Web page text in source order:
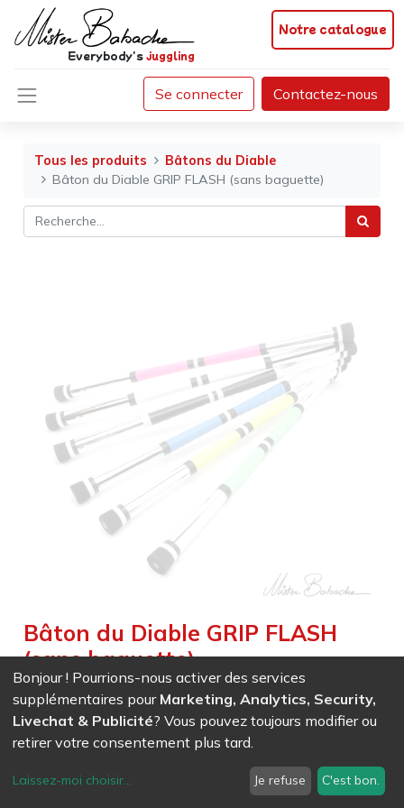
Notre catalogue
Everybody'sjuggling
Se connecter Contactez-nous
Tous les produits
Bâtons du Diable
Bâton du Diable GRIP FLASH (sans baguette)
Bâton du Diable GRIP FLASH
(sans baguette)
Weight : 0,230kg| Weight Net :0,230kg| Size :
Bâton du diable conique classique, embouts spéciaux “Air
28,91CHF
Ref (0618)- Blanc
Bonjour ! Pourrions-nous activer des services
supplémentaires pour Marketing, Analytics, Security,
Livechat & Publicité? Vous pouvez toujours modifier ou
retirer votre consentement plus tard.
Laissez-moi choisir... Je refuse C'est bon.